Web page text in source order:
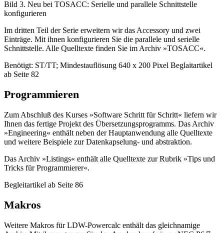
Bild 3. Neu bei TOSACC: Serielle und parallele Schnittstelle
konfigurieren
Im dritten Teil der Serie erweitern wir das Accessory und zwei
Einträge. Mit ihnen konfigurieren Sie die parallele und serielle
Schnittstelle. Alle Quelltexte finden Sie im Archiv »TOSACC«.
Benötigt: ST/TT; Mindestauflösung 640 x 200 Pixel Beglaitartikel
ab Seite 82
Programmieren
Zum Abschluß des Kurses »Software Schritt für Schritt« liefern wir
Ihnen das fertige Projekt des Übersetzungsprogramms. Das Archiv
»Engineering« enthält neben der Hauptanwendung alle Quelltexte
und weitere Beispiele zur Datenkapselung- und abstraktion.
Das Archiv »Listings« enthält alle Quelltexte zur Rubrik »Tips und
Tricks für Programmierer«.
Begleitartikel ab Seite 86
Makros
Weitere Makros für LDW-Powercalc enthält das gleichnamige